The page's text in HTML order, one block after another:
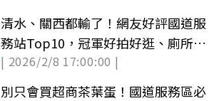
清水、關西都輸了！網友好評國道服
務站Top10，冠軍好拍好逛、廁所乾
淨
| 2026/2/8 17:00:00 |
別只會買超商茶葉蛋！國道服務區必